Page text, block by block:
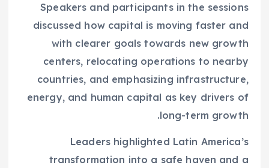
Speakers and participants in the sessions
discussed how capital is moving faster and
with clearer goals towards new growth
centers, relocating operations to nearby
countries, and emphasizing infrastructure,
energy, and human capital as key drivers of
long-term growth.
Leaders highlighted Latin America’s
transformation into a safe haven and a